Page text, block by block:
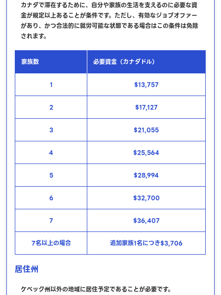
カナダで滞在するために、自分や家族の生活を支えるのに必要な資
金が規定以上あることが条件です。ただし、有効なジョブオファー
があり、かつ合法的に就労可能な状態である場合はこの条件は免除
されます。
家族数 必要資金（カナダドル）
1 $13,757
2 $17,127
3 $21,055
4 $25,564
5 $28,994
6 $32,700
7 $36,407
7名以上の場合 追加家族1名につき$3,706
居住州
ケベック州以外の地域に居住予定であることが必要です。